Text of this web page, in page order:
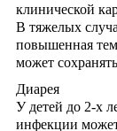
клинической
В тяжелых
повышенная
может
Диарея
У детей до 2-х
инфекции